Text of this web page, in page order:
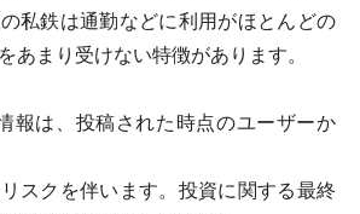
私鉄は通勤などに利用がほとんどの
あまり受けない特徴があります。
報は、投稿された時点のユーザーか
スクを伴います。投資に関する最終